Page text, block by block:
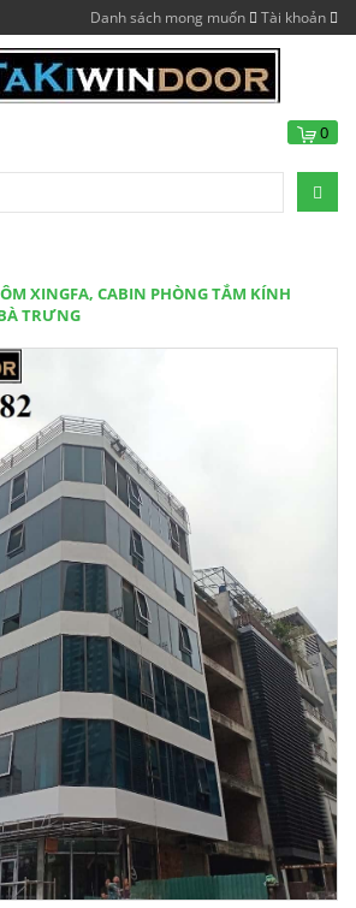
Danh sách mong muốn Tài khoản
0
XINGFA, CABIN PHÒNG TẮM KÍNH
TRƯNG